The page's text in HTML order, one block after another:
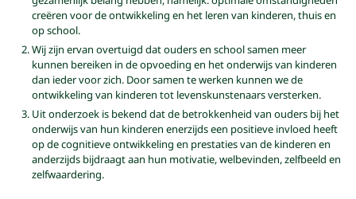
creëren voor de ontwikkeling en het leren van kinderen, thuis en
op school.
Wij zijn ervan overtuigd dat ouders en school samen meer
kunnen bereiken in de opvoeding en het onderwijs van kinderen
dan ieder voor zich. Door samen te werken kunnen we de
ontwikkeling van kinderen tot levenskunstenaars versterken.
Uit onderzoek is bekend dat de betrokkenheid van ouders bij het
onderwijs van hun kinderen enerzijds een positieve invloed heeft
op de cognitieve ontwikkeling en prestaties van de kinderen en
anderzijds bijdraagt aan hun motivatie, welbevinden, zelfbeeld en
zelfwaardering.